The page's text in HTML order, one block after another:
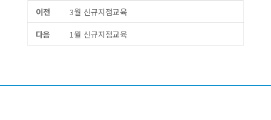
이전
3월 신규지점교육
다음
1월 신규지점교육